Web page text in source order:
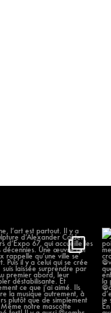
l’art est partout.
...
12